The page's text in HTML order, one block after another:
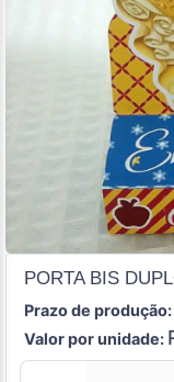
PORTA BIS
Prazo de produção:
Valor por unidade: